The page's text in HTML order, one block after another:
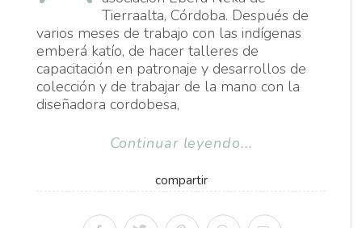
Tierraalta, Córdoba. Después de
varios meses de trabajo con las indígenas
emberá katío, de hacer talleres de
capacitación en patronaje y desarrollos de
colección y de trabajar de la mano con la
diseñadora cordobesa,
Continuar leyendo...
compartir